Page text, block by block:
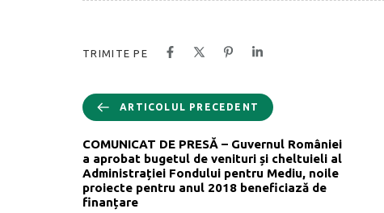
TRIMITE PE
ARTICOLUL PRECEDENT
COMUNICAT DE PRESĂ – Guvernul României
a aprobat bugetul de venituri și cheltuieli al
Administrației Fondului pentru Mediu, noile
proiecte pentru anul 2018 beneficiază de
finanțare